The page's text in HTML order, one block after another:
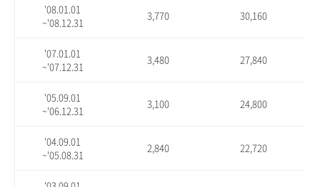
'08.01.01
~'08.12.31
3,770 30,160
'07.01.01
~'07.12.31
3,480 27,840
'05.09.01
~'06.12.31
3,100 24,800
'04.09.01
~'05.08.31
2,840 22,720